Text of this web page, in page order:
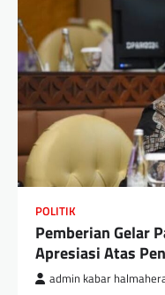
POLITIK
Pemberian Gelar
Apresiasi Atas
admin kabar